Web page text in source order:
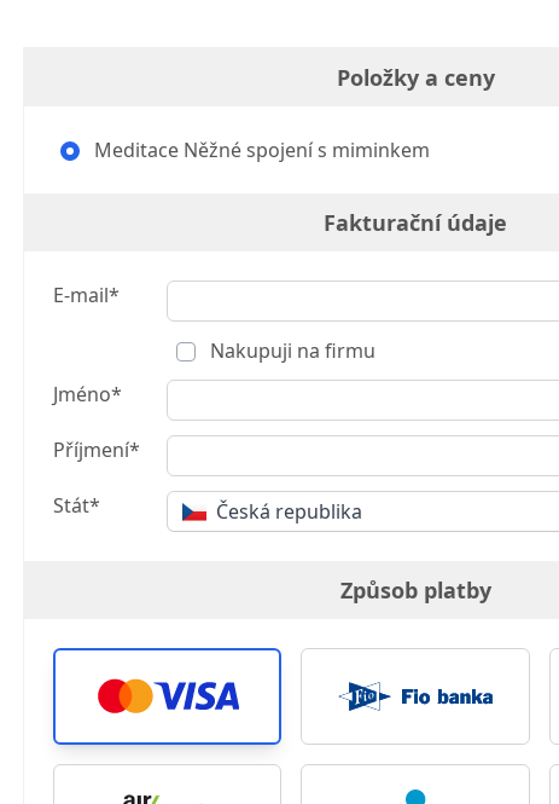
Položky a ceny
Meditace Něžné spojení s miminkem
Fakturační údaje
E-mail*
Nakupuji na firmu
Jméno*
Příjmení*
Stát* Česká republika
Způsob platby